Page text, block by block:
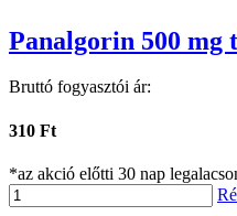
Panalgorin 500 mg
Bruttó fogyasztói ár:
310 Ft
*az akció előtti 30 nap